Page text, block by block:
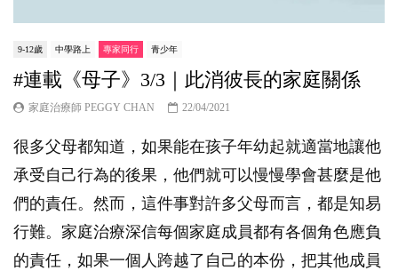
9-12歲 中學路上 專家同行 青少年
#連載《母子》3/3｜此消彼長的家庭關係
家庭治療師 PEGGY CHAN 22/04/2021
很多父母都知道，如果能在孩子年幼起就適當地讓他
承受自己行為的後果，他們就可以慢慢學會甚麼是他
們的責任。然而，這件事對許多父母而言，都是知易
行難。家庭治療深信每個家庭成員都有各個角色應負
的責任，如果一個人跨越了自己的本份，把其他成員